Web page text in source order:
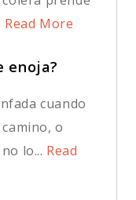
Read More
enoja?
cuando
o
lo... Read